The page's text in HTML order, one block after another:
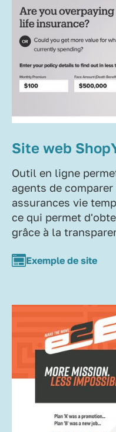
Site web
Outil en ligne
agents de
assurances vie
ce qui permet
grâce à la
Exemple de site